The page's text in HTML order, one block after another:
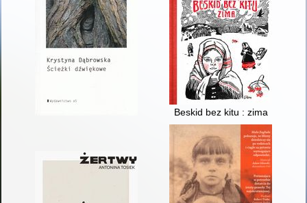
Beskid bez kitu : zima